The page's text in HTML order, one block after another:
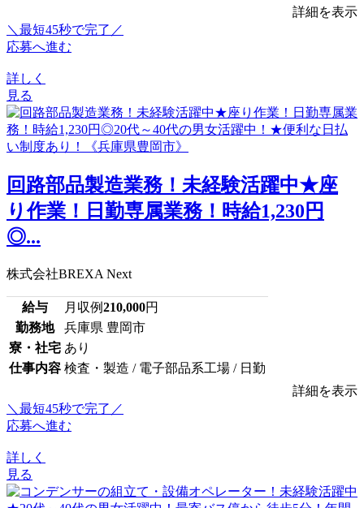
詳細を表示
＼最短45秒で完了／
応募へ進む
詳しく
見る
回路部品製造業務！未経験活躍中★座
り作業！日勤専属業務！時給1,230円
◎...
株式会社BREXA Next
給与 月収例210,000円
勤務地
兵庫県 豊岡市
寮・社宅 あり
仕事内容 検査・製造 / 電子部品系工場 / 日勤
詳細を表示
＼最短45秒で完了／
応募へ進む
詳しく
見る